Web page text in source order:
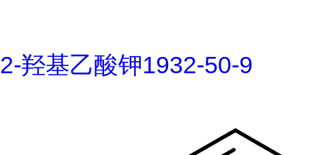
2-羟基乙酸钾1932-50-9